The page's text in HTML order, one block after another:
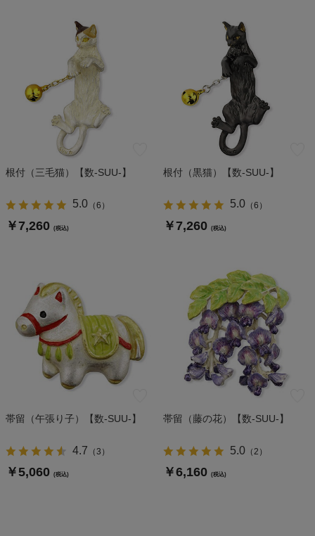
根付（三毛猫）【数-SUU-】
5.0（6 ）
￥7,260 (税込)
根付（黒猫）【数-SUU-】
5.0（6 ）
￥7,260 (税込)
帯留（午張り子）【数-SUU-】
4.7 （3 ）
￥5,060 (税込)
帯留（藤の花）【数-SUU-】
5.0（2 ）
￥6,160 (税込)